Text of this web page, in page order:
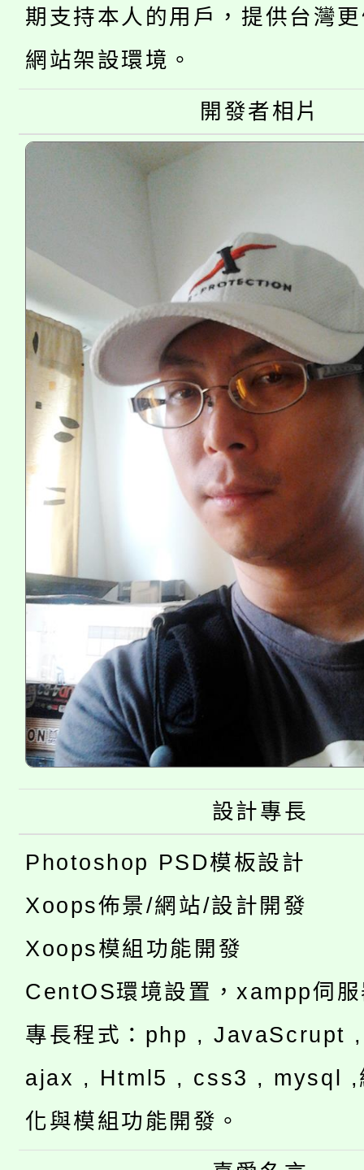
車」活動
桃園市115學年度學生
生本土語及新住民語歌
公告本校115學年度第
代理(課)教師甄選結果
公告本校115學年度第
代理(課)教師甄選結果(
轉知中國文化大學推廣
《TA101》溝通分析基
程，歡迎學生輔導中心
心理、諮商輔導、社會
系所師生報名參加。
期支持本人的用戶，提供台灣
網站架設環境。
開發者相片
設計專長
Photoshop PSD模板設計
Xoops佈景/網站/設計開發
Xoops模組功能開發
CentOS環境設置，xampp伺
專長程式：php , JavaScrupt
ajax , Html5 , css3 , mysql ,
化與模組功能開發。